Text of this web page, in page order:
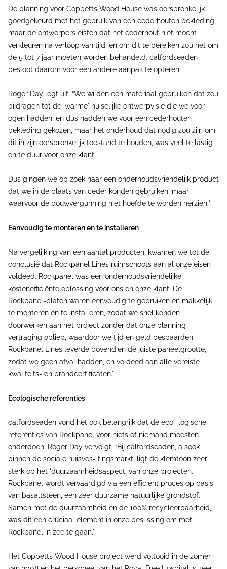
De planning voor Coppetts Wood House was oorspronkelijk
goedgekeurd met het gebruik van een cederhouten bekleding,
maar de ontwerpers eisten dat het cederhout niet mocht
verkleuren na verloop van tijd, en om dit te bereiken zou het om
de 5 tot 7 jaar moeten worden behandeld. calfordseaden
besloot daarom voor een andere aanpak te opteren.
Roger Day legt uit: “We wilden een materiaal gebruiken dat zou
bijdragen tot de 'warme' huiselijke ontwerpvisie die we voor
ogen hadden, en dus hadden we voor een cederhouten
bekleding gekozen, maar het onderhoud dat nodig zou zijn om
dit in zijn oorspronkelijk toestand te houden, was veel te lastig
en te duur voor onze klant.
Dus gingen we op zoek naar een onderhoudsvriendelijk product
dat we in de plaats van ceder konden gebruiken, maar
waarvoor de bouwvergunning niet hoefde te worden herzien."
Eenvoudig te monteren en te installeren
Na vergelijking van een aantal producten, kwamen we tot de
conclusie dat Rockpanel Lines ruimschoots aan al onze eisen
voldeed. Rockpanel was een onderhoudsvriendelijke,
kostenefficiënte oplossing voor ons en onze klant. De
Rockpanel-platen waren eenvoudig te gebruiken en makkelijk
te monteren en te installeren, zodat we snel konden
doorwerken aan het project zonder dat onze planning
vertraging opliep, waardoor we tijd en geld bespaarden.
Rockpanel Lines leverde bovendien de juiste paneelgrootte,
zodat we geen afval hadden, en voldeed aan alle vereiste
kwaliteits- en brandcertificaten."
Ecologische referenties
calfordseaden vond het ook belangrijk dat de eco- logische
referenties van Rockpanel voor niets of niemand moesten
onderdoen. Roger Day vervolgt: “Bij calfordseaden, alsook
binnen de sociale huisves- tingsmarkt, ligt de klemtoon zeer
sterk op het 'duurzaamheidsaspect' van onze projecten.
Rockpanel wordt vervaardigd via een efficiënt proces op basis
van basaltsteen, een zeer duurzame natuurlijke grondstof.
Samen met de duurzaamheid en de 100% recycleerbaarheid,
was dit een cruciaal element in onze beslissing om met
Rockpanel in zee te gaan."
Het Coppetts Wood House project werd voltooid in de zomer